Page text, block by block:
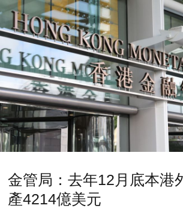
金管局：去年12月底本港
產4214億美元